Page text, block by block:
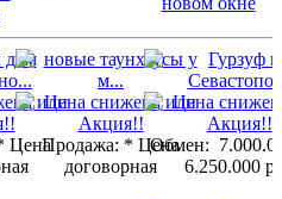
ЦенаПродажа: * Цена
договорная
Обмен:
6.250.000